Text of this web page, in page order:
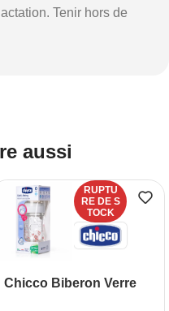
Tenir hors de
aussi
RUPTU
RE DE S
TOCK
Chicco Biberon Verre